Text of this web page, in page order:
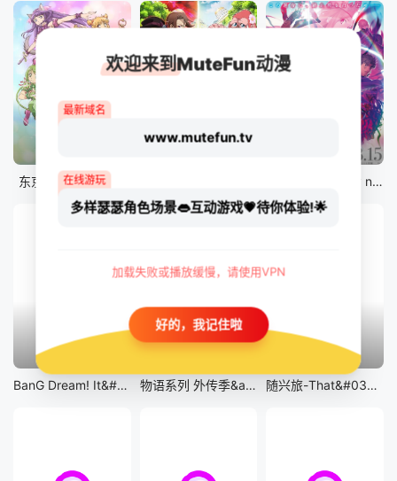
东京猫猫 NEW～♡ 剧场版 Fate/stay night [Heaven&#039;s Feel] III.spring song
BanG Dream! It&#039;s MyGO!!!!! 物语系列 外传季&amp;怪物季 随兴旅-That&#039;s Journey-
欢迎来到MuteFun动漫
最新域名
www.mutefun.tv
在线游玩
多样瑟瑟角色场景👄互动游戏💗待你体验!🌟
加载失败或播放缓慢，请使用VPN
好的，我记住啦